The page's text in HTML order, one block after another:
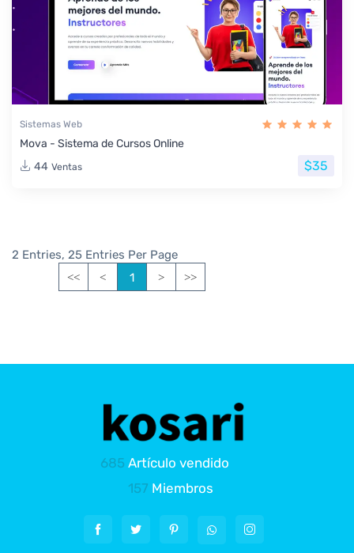
Sistemas Web
Mova - Sistema de Cursos Online
44 Ventas $35
2 Entries, 25 Entries Per Page
<< < 1 > >>
685 Artículo vendido
157 Miembros